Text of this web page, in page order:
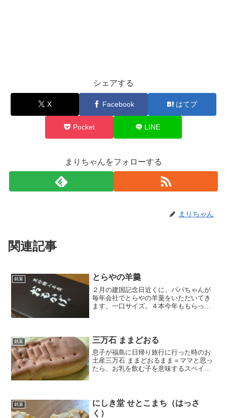
シェアする
X Facebook はてブ
Pocket LINE
まりちゃんをフォローする
まりちゃん
関連記事
銘菓 とらやの羊羹
２月の建国記念日近くに、パパちゃんが
毎年会社でとらやの羊羹をいただいてき
ます。一口サイズ。４本今年ももらって
ます。昔太くてながーい羊...
銘菓 三万石 ままどおる
息子が福島に日帰り旅行に行った時のお
土産三万石 ままどおるまま＝ママと思っ
たら、お乳を飲む子を意味するスペイン
まれたとき、肌がカサカ...
銘菓
にしき堂 せとこまち（はっさ
く）